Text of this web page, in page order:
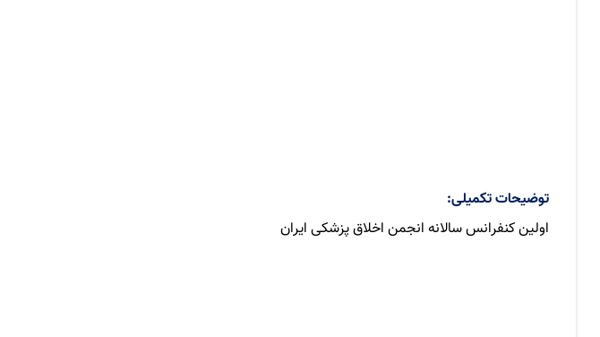
توضیحات تکمیلی:
اولین کنفرانس سالانه انجمن اخلاق پزشکی ایران